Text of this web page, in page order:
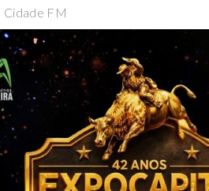
Cidade FM